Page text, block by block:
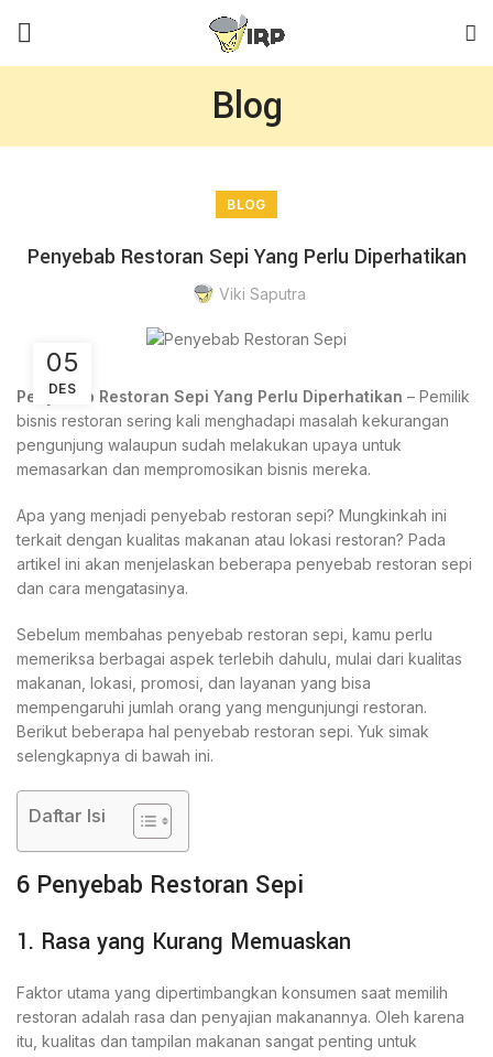
Blog
BLOG
Penyebab Restoran Sepi Yang Perlu Diperhatikan
Viki Saputra
05
DES
Penyebab Restoran Sepi Yang Perlu Diperhatikan – Pemilik
bisnis restoran sering kali menghadapi masalah kekurangan
pengunjung walaupun sudah melakukan upaya untuk
memasarkan dan mempromosikan bisnis mereka.
Apa yang menjadi penyebab restoran sepi? Mungkinkah ini
terkait dengan kualitas makanan atau lokasi restoran? Pada
artikel ini akan menjelaskan beberapa penyebab restoran sepi
dan cara mengatasinya.
Sebelum membahas penyebab restoran sepi, kamu perlu
memeriksa berbagai aspek terlebih dahulu, mulai dari kualitas
makanan, lokasi, promosi, dan layanan yang bisa
mempengaruhi jumlah orang yang mengunjungi restoran.
Berikut beberapa hal penyebab restoran sepi. Yuk simak
selengkapnya di bawah ini.
Daftar Isi
6 Penyebab Restoran Sepi
1. Rasa yang Kurang Memuaskan
Faktor utama yang dipertimbangkan konsumen saat memilih
restoran adalah rasa dan penyajian makanannya. Oleh karena
itu, kualitas dan tampilan makanan sangat penting untuk